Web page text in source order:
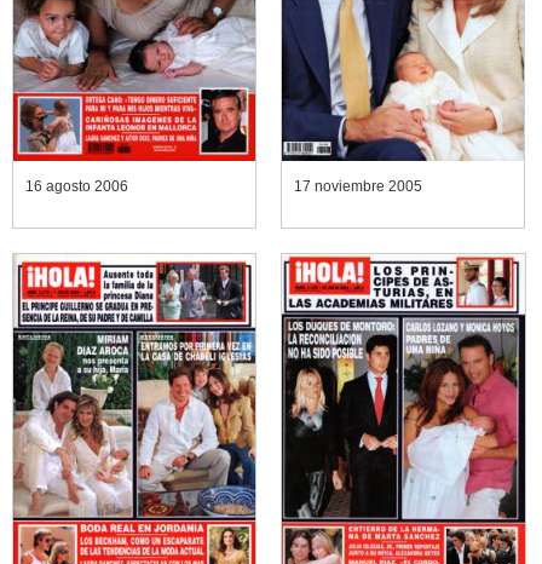
16 agosto 2006 17 noviembre 2005